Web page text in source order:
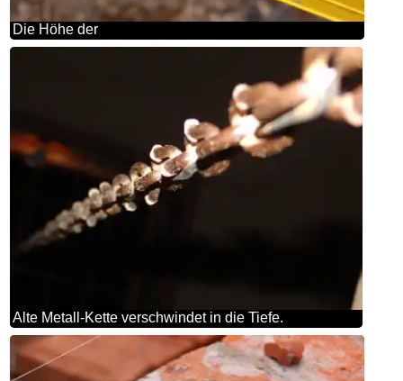
Die Höhe der
Alte Metall-Kette verschwindet in die Tiefe.